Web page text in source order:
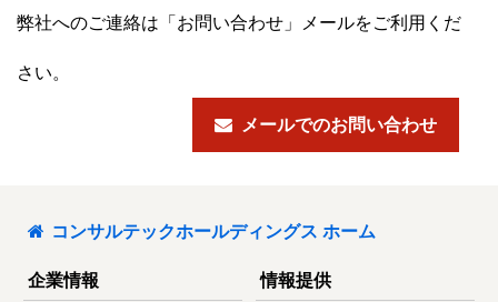
弊社へのご連絡は「お問い合わせ」メールをご利用くだ
さい。
メールでのお問い合わせ
コンサルテックホールディングス ホーム
企業情報 情報提供